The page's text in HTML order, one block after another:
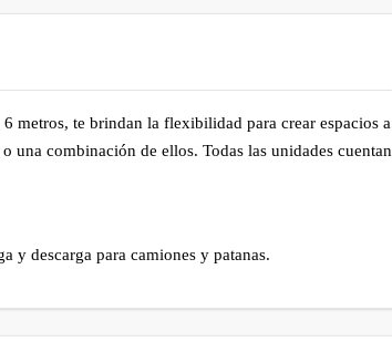
metros, te brindan la flexibilidad para crear espacios a
una combinación de ellos. Todas las unidades cuentan
y descarga para camiones y patanas.